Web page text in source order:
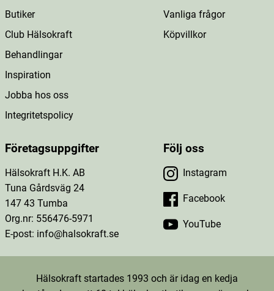
Butiker
Club Hälsokraft
Behandlingar
Inspiration
Jobba hos oss
Integritetspolicy
Vanliga frågor
Köpvillkor
Företagsuppgifter
Hälsokraft H.K. AB
Tuna Gårdsväg 24
147 43 Tumba
Org.nr: 556476-5971
E-post: info@halsokraft.se
Följ oss
Instagram
Facebook
YouTube
Hälsokraft startades 1993 och är idag en kedja